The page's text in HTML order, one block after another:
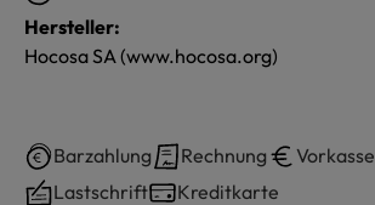
Hersteller:
Hocosa SA (www.hocosa.org)
Barzahlung Rechnung Vorkasse
Lastschrift
Kreditkarte